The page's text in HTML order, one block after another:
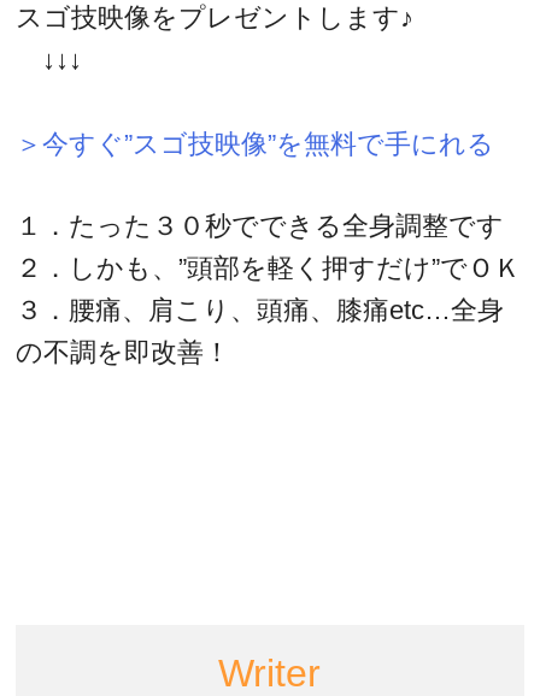
スゴ技映像をプレゼントします♪
↓↓↓
＞今すぐ”スゴ技映像”を無料で手にれる
１．たった３０秒でできる全身調整です
２．しかも、”頭部を軽く押すだけ”でＯＫ
３．腰痛、肩こり、頭痛、膝痛etc…全身
の不調を即改善！
Writer